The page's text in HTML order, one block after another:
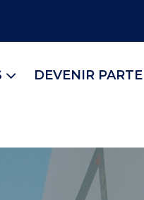
DEVENIR